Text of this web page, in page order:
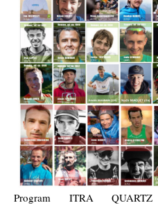
Program ITRA